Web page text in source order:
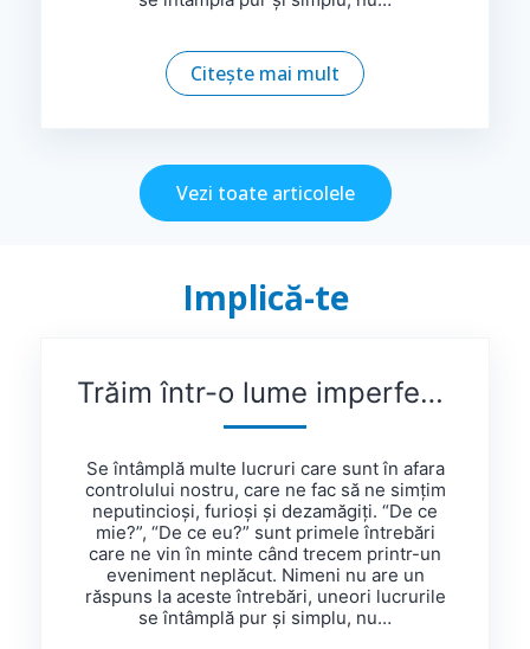
Citește mai mult
Vezi toate articolele
Implică-te
Trăim într-o lume imperfectă și, uneori, viață e nedreaptă
Se întâmplă multe lucruri care sunt în afara
controlului nostru, care ne fac să ne simțim
neputincioși, furioși și dezamăgiți. “De ce
mie?”, “De ce eu?” sunt primele întrebări
care ne vin în minte când trecem printr-un
eveniment neplăcut. Nimeni nu are un
răspuns la aceste întrebări, uneori lucrurile
se întâmplă pur și simplu, nu…